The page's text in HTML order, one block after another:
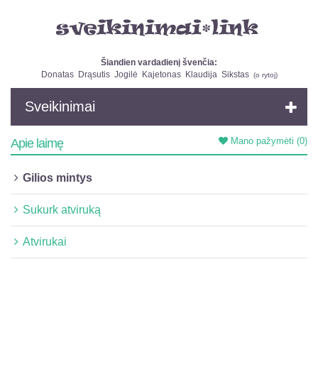
Šiandien vardadienį švenčia:
Donatas
Drąsutis Jogilė Kajetonas Klaudija Sikstas (o rytoj)
Sveikinimai
Mano pažymėti (0)
Apie laimę
Gilios mintys
Sukurk atviruką
Atvirukai